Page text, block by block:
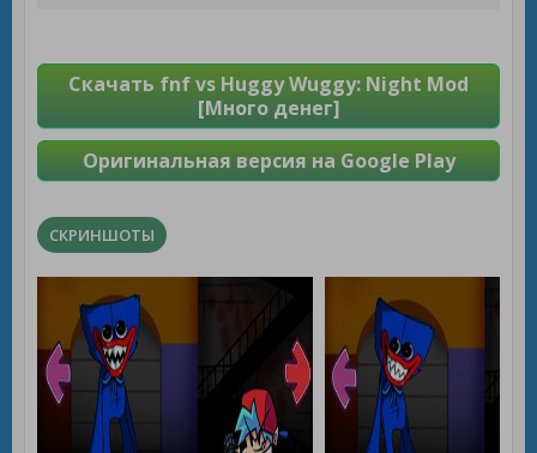
Скачать fnf vs Huggy Wuggy: Night Mod
[Много денег]
Оригинальная версия на Google Play
СКРИНШОТЫ